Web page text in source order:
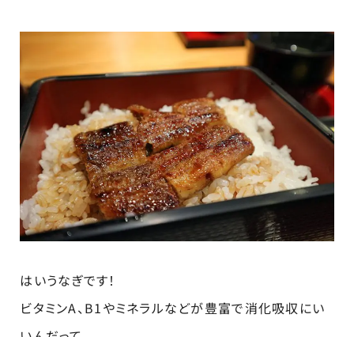
はいうなぎです！
ビタミンA、B1やミネラルなどが豊富で消化吸収にい